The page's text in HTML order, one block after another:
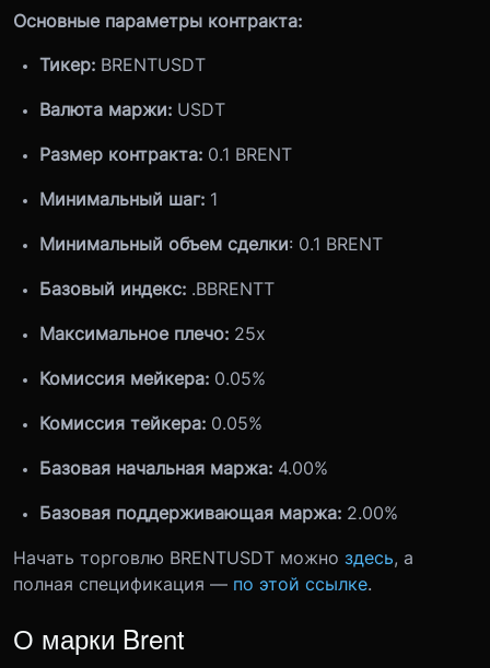
Основные параметры контракта:
Тикер: BRENTUSDT
Валюта маржи: USDT
Размер контракта: 0.1 BRENT
Минимальный шаг: 1
Минимальный объем сделки: 0.1 BRENT
Базовый индекс: .BBRENTT
Максимальное плечо: 25x
Комиссия мейкера: 0.05%
Комиссия тейкера: 0.05%
Базовая начальная маржа: 4.00%
Базовая поддерживающая маржа: 2.00%
Начать торговлю BRENTUSDT можно здесь, а
полная спецификация — по этой ссылке.
О марки Brent